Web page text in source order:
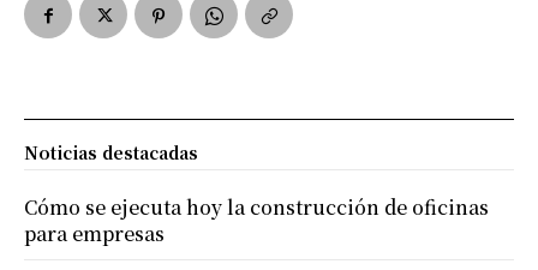
Noticias destacadas
Cómo se ejecuta hoy la construcción de oficinas
para empresas